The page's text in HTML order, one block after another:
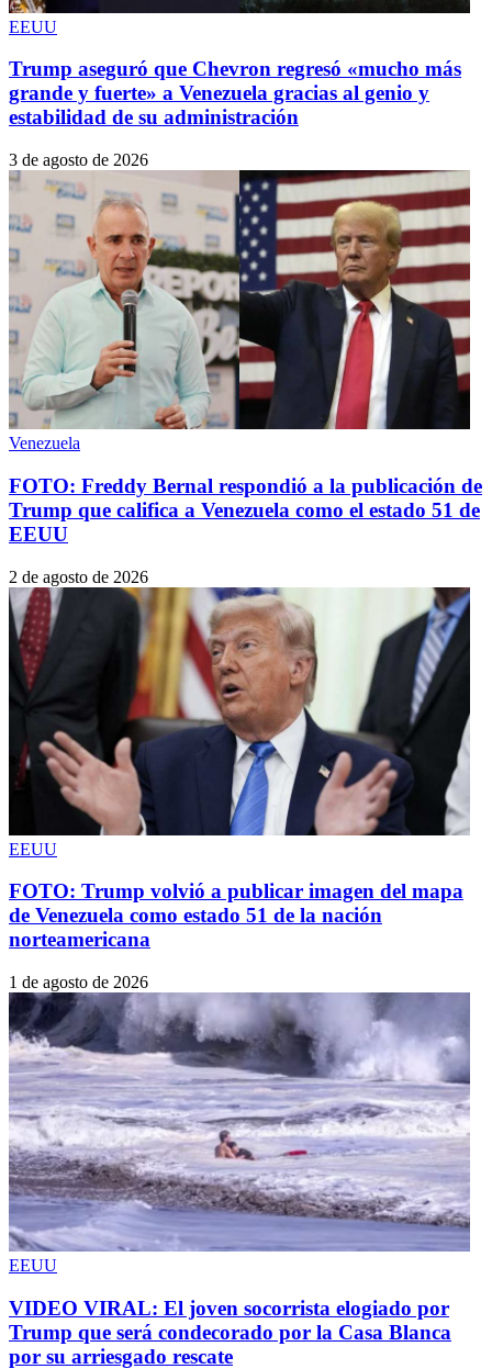
EEUU
Trump aseguró que Chevron regresó «mucho más
grande y fuerte» a Venezuela gracias al genio y
estabilidad de su administración
3 de agosto de 2026
Venezuela
FOTO: Freddy Bernal respondió a la publicación de
Trump que califica a Venezuela como el estado 51 de
EEUU
2 de agosto de 2026
EEUU
FOTO: Trump volvió a publicar imagen del mapa
de Venezuela como estado 51 de la nación
norteamericana
1 de agosto de 2026
EEUU
VIDEO VIRAL: El joven socorrista elogiado por
Trump que será condecorado por la Casa Blanca
por su arriesgado rescate